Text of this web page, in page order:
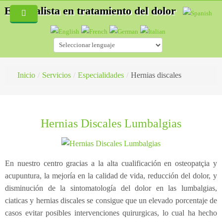
Servicios
Lesiones deportivas
Acupuntura
Fisioterapia
¿Cómo es una consulta de acupuntura?
Osteopatía
¿Qué es la esteopatía?
¿Cómo trata un osteópata?
Masaje Terapéutico
Drenaje Linfático manual
Especialista en tratamiento del dolor
Inicio / Servicios / Especialidades / Hernias discales
Hernias Discales Lumbalgias
En nuestro centro gracias a la alta cualificación en osteopatçia y
acupuntura, la mejoría en la calidad de vida, reducción del dolor, y
disminución de la sintomatología del dolor en las lumbalgias,
ciaticas y hernias discales se consigue que un elevado porcentaje de
casos evitar posibles intervenciones quirurgicas, lo cual ha hecho